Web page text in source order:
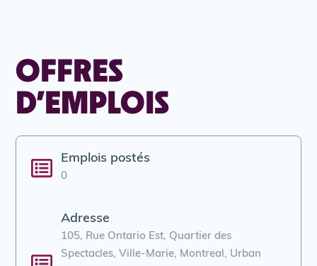
OFFRES
D’EMPLOIS
Emplois postés
0
Adresse
105, Rue Ontario Est, Quartier des
Spectacles, Ville-Marie, Montreal, Urban